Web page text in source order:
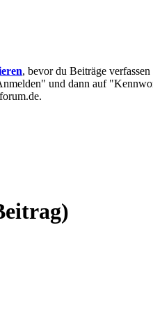
, bevor du Beiträge
und dann auf